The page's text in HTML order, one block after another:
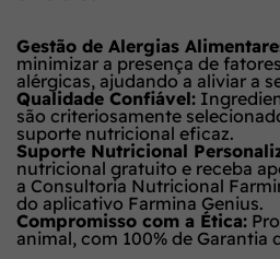
Gestão de Alergias
minimizar a presença de
alérgicas, ajudando a aliviar a
Qualidade Confiável:
são criteriosamente
suporte nutricional eficaz.
Suporte Nutricional
nutricional gratuito e receba
a Consultoria Nutricional
do aplicativo Farmina Genius.
Compromisso com a Ética:
animal, com 100% de Garantia